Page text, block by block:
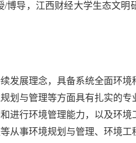
/博导，江西财经大学生态文明
发展理念，具备系统全面环境
划与管理等方面具有扎实的专
进行环境管理能力，以及环境
从事环境规划与管理、环境工